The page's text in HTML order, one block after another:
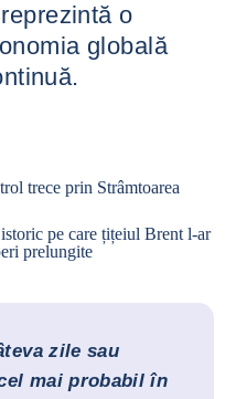
o
globală
trece prin Strâmtoarea
pe care țițeiul Brent l-ar
prelungite
zile sau
mai probabil în